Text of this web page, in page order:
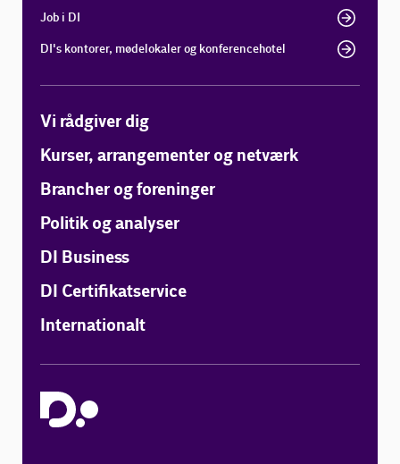
Job i DI
DI's kontorer, mødelokaler og konferencehotel
Vi rådgiver dig
Kurser, arrangementer og netværk
Brancher og foreninger
Politik og analyser
DI Business
DI Certifikatservice
Internationalt